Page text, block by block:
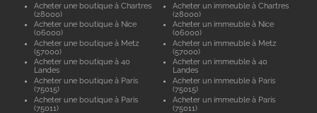
Acheter une boutique à Chartres
(28000)
Acheter une boutique à Nice
(06000)
Acheter une boutique à Metz
(57000)
Acheter une boutique à 40
Landes
Acheter une boutique à Paris
(75015)
Acheter une boutique à Paris
(75011)
Acheter un immeuble à Chartres
(28000)
Acheter un immeuble à Nice
(06000)
Acheter un immeuble à Metz
(57000)
Acheter un immeuble à 40
Landes
Acheter un immeuble à Paris
(75015)
Acheter un immeuble à Paris
(75011)